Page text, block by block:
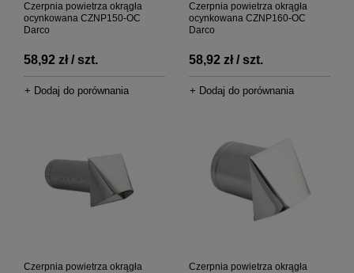
Czerpnia powietrza okrągła
ocynkowana CZNP150-OC
Darco
58,92 zł / szt.
+ Dodaj do porównania
Czerpnia powietrza okrągła
ocynkowana CZNP160-OC
Darco
58,92 zł / szt.
+ Dodaj do porównania
Czerpnia powietrza okrągła
Czerpnia powietrza okrągła